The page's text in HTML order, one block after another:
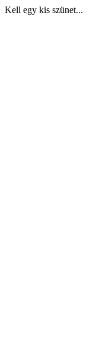
Kell egy kis szünet...